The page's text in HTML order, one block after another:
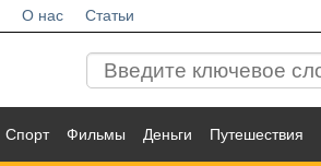
О нас Статьи
Спорт Фильмы Деньги Путешествия